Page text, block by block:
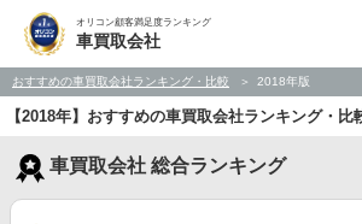
オリコン顧客満足度ランキング
車買取会社
おすすめの車買取会社ランキング・比較 2018年版
【2018年】おすすめの車買取会社ランキング・比
車買取会社 総合ランキング